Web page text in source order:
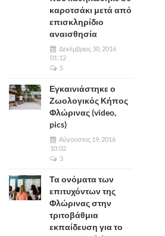
καροτσάκι μετά από
επισκληρίδιο
αναισθησία
Δεκέμβριος 30, 2016
01:12
5
Εγκαινιάστηκε ο
Ζωολογικός Κήπος
Φλώρινας (video,
pics)
Αύγουστος 19, 2016
10:02
3
Τα ονόματα των
επιτυχόντων της
Φλώρινας στην
τριτοβάθμια
εκπαίδευση για το